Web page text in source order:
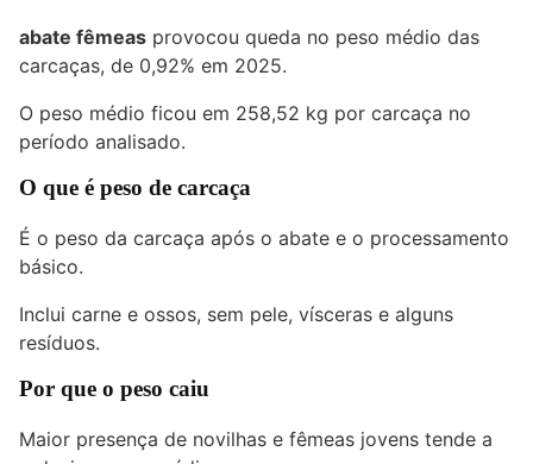
abate fêmeas provocou queda no peso médio das
carcaças, de 0,92% em 2025.
O peso médio ficou em 258,52 kg por carcaça no
período analisado.
O que é peso de carcaça
É o peso da carcaça após o abate e o processamento
básico.
Inclui carne e ossos, sem pele, vísceras e alguns
resíduos.
Por que o peso caiu
Maior presença de novilhas e fêmeas jovens tende a